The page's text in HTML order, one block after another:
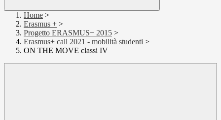
Home >
Erasmus + >
Progetto ERASMUS+ 2015 >
Erasmus+ call 2021 - mobilità studenti >
ON THE MOVE classi IV